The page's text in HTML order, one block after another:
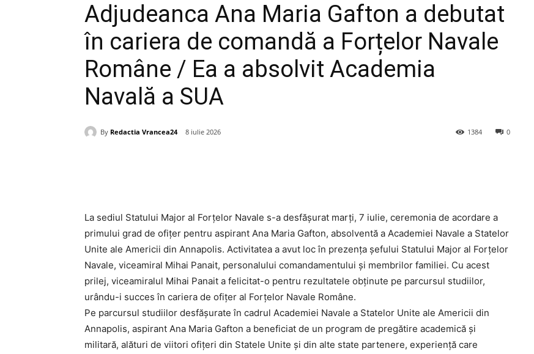
Adjudeanca Ana Maria Gafton a debutat
în cariera de comandă a Forțelor Navale
Române / Ea a absolvit Academia
Navală a SUA
By Redactia Vrancea24 8 iulie 2026 0
1384
La sediul Statului Major al Forțelor Navale s-a desfășurat marți, 7 iulie, ceremonia de acordare a
primului grad de ofițer pentru aspirant Ana Maria Gafton, absolventă a Academiei Navale a Statelor
Unite ale Americii din Annapolis. Activitatea a avut loc în prezența șefului Statului Major al Forțelor
Navale, viceamiral Mihai Panait, personalului comandamentului și membrilor familiei. Cu acest
prilej, viceamiralul Mihai Panait a felicitat-o pentru rezultatele obținute pe parcursul studiilor,
urându-i succes în cariera de ofițer al Forțelor Navale Române.
Pe parcursul studiilor desfășurate în cadrul Academiei Navale a Statelor Unite ale Americii din
Annapolis, aspirant Ana Maria Gafton a beneficiat de un program de pregătire academică și
militară, alături de viitori ofițeri din Statele Unite și din alte state partenere, experiență care